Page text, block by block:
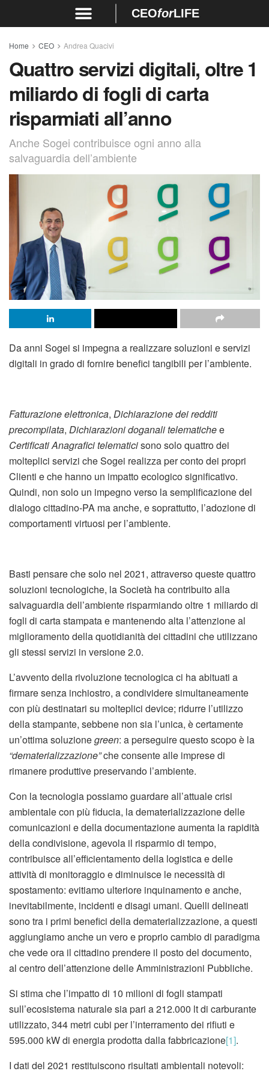
CEOforLIFE
Home CEO Andrea Quacivi
Quattro servizi digitali, oltre 1
miliardo di fogli di carta
risparmiati all’anno
Anche Sogei contribuisce ogni anno alla
salvaguardia dell’ambiente
Da anni Sogei si impegna a realizzare soluzioni e servizi
digitali in grado di fornire benefici tangibili per l’ambiente.
Fatturazione elettronica, Dichiarazione dei redditi
precompilata, Dichiarazioni doganali telematichee
Certificati Anagrafici telematicisono solo quattro dei
molteplici servizi che Sogei realizza per conto dei propri
Clienti e che hanno un impatto ecologico significativo.
Quindi, non solo un impegno verso la semplificazione del
dialogo cittadino-PA ma anche, e soprattutto, l’adozione di
comportamenti virtuosi per l’ambiente.
Basti pensare che solo nel 2021, attraverso queste quattro
soluzioni tecnologiche, la Società ha contribuito alla
salvaguardia dell’ambiente risparmiando oltre 1 miliardo di
fogli di carta stampata e mantenendo alta l’attenzione al
miglioramento della quotidianità dei cittadini che utilizzano
gli stessi servizi in versione 2.0.
L’avvento della rivoluzione tecnologica ci ha abituati a
firmare senza inchiostro, a condividere simultaneamente
con più destinatari su molteplici device; ridurre l’utilizzo
della stampante, sebbene non sia l’unica, è certamente
un’ottima soluzionegreen: a perseguire questo scopo è la
“dematerializzazione”che consente alle imprese di
rimanere produttive preservando l’ambiente.
Con la tecnologia possiamo guardare all’attuale crisi
ambientale con più fiducia, la dematerializzazione delle
comunicazioni e della documentazione aumenta la rapidità
della condivisione, agevola il risparmio di tempo,
contribuisce all’efficientamento della logistica e delle
attività di monitoraggio e diminuisce le necessità di
spostamento: evitiamo ulteriore inquinamento e anche,
inevitabilmente, incidenti e disagi umani. Quelli delineati
sono tra i primi benefici della dematerializzazione, a questi
aggiungiamo anche un vero e proprio cambio di paradigma
che vede ora il cittadino prendere il posto del documento,
al centro dell’attenzione delle Amministrazioni Pubbliche.
Si stima che l’impatto di 10 milioni di fogli stampati
sull’ecosistema naturale sia pari a 212.000 lt di carburante
utilizzato, 344 metri cubi per l’interramento dei rifiuti e
595.000 kW di energia prodotta dalla fabbricazione[1].
I dati del 2021 restituiscono risultati ambientali notevoli: